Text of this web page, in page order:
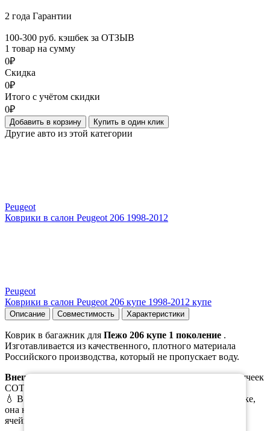
2 года Гарантии
100-300 руб. кэшбек за ОТЗЫВ
1 товар на сумму
0₽
Скидка
0₽
Итого с учётом скидки
0₽
Добавить в корзину Купить в один клик
Другие авто из этой категории
Peugeot
Коврики в салон Peugeot 206 1998-2012
Peugeot
Коврики в салон Peugeot 206 купе 1998-2012 купе
Описание Совместимость Характеристики
Коврик в багажник для Пежо 206 купе 1 поколение .
Изготавливается из качественного, плотного материала
Российского производства, который не пропускает воду.
Внешняя частьковрика выполена в виде ромбовидных ячеек
СОТЫ/РОМБ.
💧 В случае пролива масла или иной жидкости в багажнике,
она не растекается по всему коврику, а задерживается в
ячейках.